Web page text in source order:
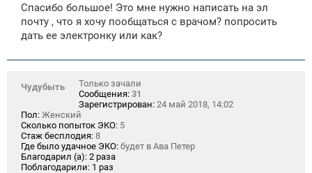
Спасибо большое! Это мне нужно написать на эл
почту , что я хочу пообщаться с врачом? попросить
дать ее электронку или как?
Чудубыть
Только зачали
Сообщения: 31
Зарегистрирован: 24 май 2018, 14:02
Пол: Женский
Сколько попыток ЭКО: 5
Стаж бесплодия: 8
Где было удачное ЭКО: будет в Ава Петер
Благодарил (а): 2 раза
Поблагодарили: 1 раз